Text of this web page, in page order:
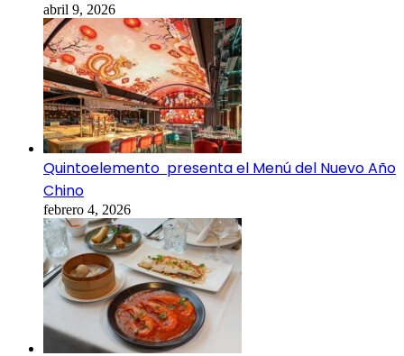
abril 9, 2026
Quintoelemento presenta el Menú del Nuevo Año
Chino
febrero 4, 2026